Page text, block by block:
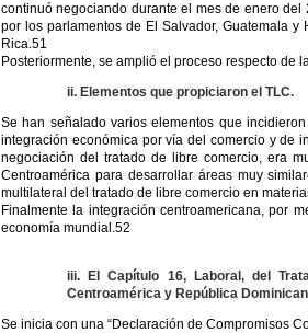
continuó negociando durante el mes de enero
por los parlamentos de El Salvador, Guatemala
Rica.51
Posteriormente, se amplió el proceso respecto de
ii. Elementos que propiciaron el TLC.
Se han señalado varios elementos que
integración económica por vía del comercio y de
negociación del tratado de libre comercio, era
Centroamérica para desarrollar áreas muy
multilateral del tratado de libre comercio en
Finalmente la integración centroamericana, por
economía mundial.52
iii. El Capítulo 16, Laboral, del
Centroamérica y República
Se inicia con una “Declaración de Compromisos